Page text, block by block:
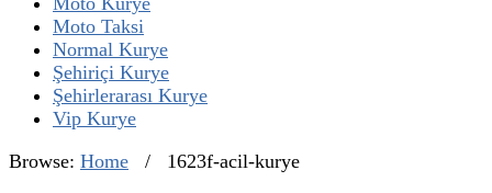
Moto Taksi
Normal Kurye
Şehiriçi Kurye
Şehirlerarası Kurye
Vip Kurye
Browse: Home / 1623f-acil-kurye